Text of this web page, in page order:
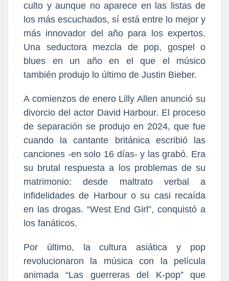
culto y aunque no aparece en las listas de
los más escuchados, sí está entre lo mejor y
más innovador del año para los expertos.
Una seductora mezcla de pop, gospel o
blues en un año en el que el músico
también produjo lo último de Justin Bieber.
A comienzos de enero Lilly Allen anunció su
divorcio del actor David Harbour. El proceso
de separación se produjo en 2024, que fue
cuando la cantante británica escribió las
canciones -en solo 16 días- y las grabó. Era
su brutal respuesta a los problemas de su
matrimonio: desde maltrato verbal a
infidelidades de Harbour o su casi recaída
en las drogas. “West End Girl”, conquistó a
los fanáticos.
Por último, la cultura asiática y pop
revolucionaron la música con la película
animada “Las guerreras del K-pop” que